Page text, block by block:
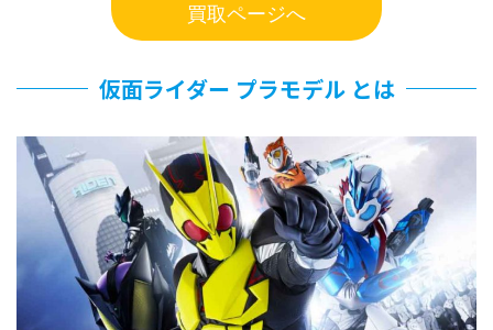
買取ページへ
仮面ライダー プラモデル とは